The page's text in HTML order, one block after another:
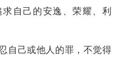
自己的安逸、荣耀、利
自己或他人的罪，不觉得